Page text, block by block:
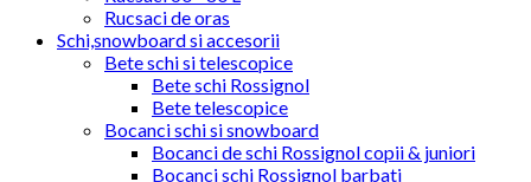
Rucsaci de oras
Schi,snowboard si accesorii
Bete schi si telescopice
Bete schi Rossignol
Bete telescopice
Bocanci schi si snowboard
Bocanci de schi Rossignol copii & juniori
Bocanci schi Rossignol barbati